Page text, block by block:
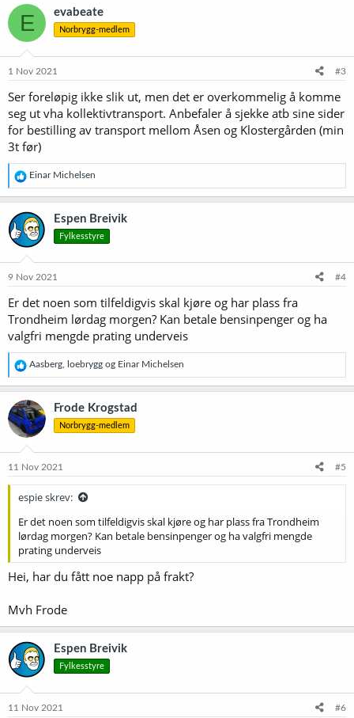
k
s
j
o
e
:
E evabeate
Norbrygg-medlem
1 Nov 2021 #3
Ser foreløpig ikke slik ut, men det er overkommelig å komme
seg ut vha kollektivtransport. Anbefaler å sjekke atb sine sider
for bestilling av transport mellom Åsen og Klostergården (min
3t før)
R
e
a
k
s
j
o
e
:
Einar Michelsen
Espen Breivik
Fylkesstyre
9 Nov 2021 #4
Er det noen som tilfeldigvis skal kjøre og har plass fra
Trondheim lørdag morgen? Kan betale bensinpenger og ha
valgfri mengde prating underveis
R
e
a
k
s
j
o
e
Aasberg loebrygg og Einar Michelsen
Frode Krogstad
Norbrygg-medlem
11 Nov 2021 #5
espie skrev:
Er det noen som tilfeldigvis skal kjøre og har plass fra Trondheim
lørdag morgen? Kan betale bensinpenger og ha valgfri mengde
prating underveis
Hei, har du fått noe napp på frakt?
Mvh Frode
Espen Breivik
Fylkesstyre
11 Nov 2021 #6